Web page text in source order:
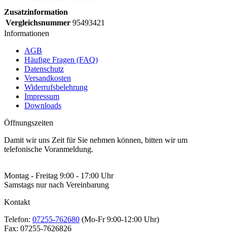
Zusatzinformation
Vergleichsnummer 95493421
Informationen
AGB
Häufige Fragen (FAQ)
Datenschutz
Versandkosten
Widerrufsbelehrung
Impressum
Downloads
Öffnungszeiten
Damit wir uns Zeit für Sie nehmen können, bitten wir um
telefonische Voranmeldung.
Montag - Freitag 9:00 - 17:00 Uhr
Samstags nur nach Vereinbarung
Kontakt
Telefon: 07255-762680 (Mo-Fr 9:00-12:00 Uhr)
Fax: 07255-7626826